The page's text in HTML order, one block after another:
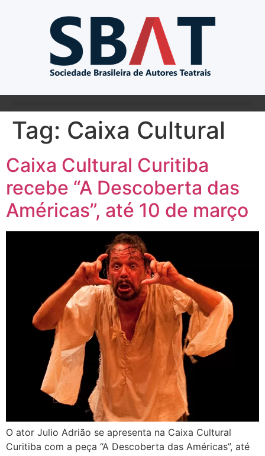
Tag: Caixa Cultural
Caixa Cultural Curitiba
recebe “A Descoberta das
Américas”, até 10 de março
O ator Julio Adrião se apresenta na Caixa Cultural
Curitiba com a peça “A Descoberta das Américas”, até